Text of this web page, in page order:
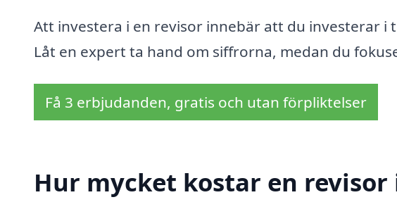
Att investera i en revisor innebär att du investerar
Låt en expert ta hand om siffrorna, medan du
Få 3 erbjudanden, gratis och utan förpliktelser
Hur mycket kostar en revisor